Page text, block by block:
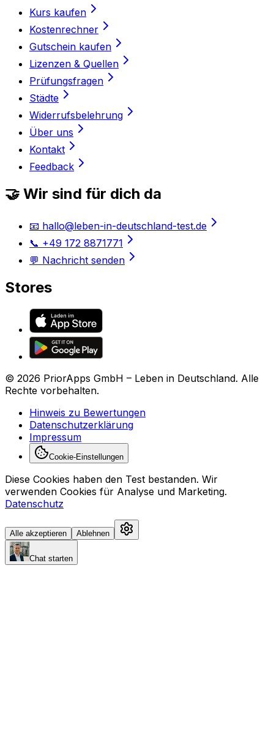
Kurs kaufen
Kostenrechner
Gutschein kaufen
Lizenzen & Quellen
Prüfungsfragen
Städte
Widerrufsbelehrung
Über uns
Kontakt
Feedback
🤝 Wir sind für dich da
📧 hallo@leben-in-deutschland-test.de
📞 +49 172 8871771
💬 Nachricht senden
Stores
© 2026 PriorApps GmbH – Leben in Deutschland. Alle
Rechte vorbehalten.
Hinweis zu Bewertungen
Datenschutzerklärung
Impressum
Cookie-Einstellungen
Diese Cookies haben den Test bestanden. Wir
verwenden Cookies für Analyse und Marketing.
Datenschutz
Alle akzeptieren Ablehnen
Chat starten